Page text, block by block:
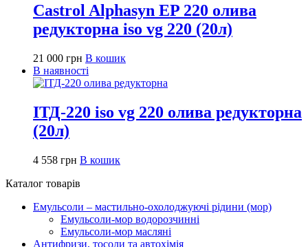
Castrol Alphasyn EP 220 олива
редукторна iso vg 220 (20л)
21 000 грн В кошик
В наявності
ІТД-220 iso vg 220 олива редукторна
(20л)
4 558 грн В кошик
Каталог товарів
Емульсоли – мастильно-охолоджуючі рідини (мор)
Емульсоли-мор водорозчинні
Емульсоли-мор масляні
Антифризи, тосоли та автохімія